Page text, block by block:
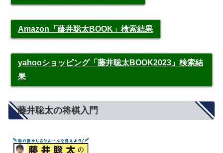
Amazon「藤井聡太BOOK」検索結果
yahooショッピング「藤井聡太BOOK2023」検索結
果
藤井聡太の将棋入門